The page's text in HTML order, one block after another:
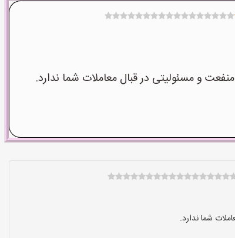
و مسئولیتی در قبال معاملات شما ندارد.
شما ندارد.